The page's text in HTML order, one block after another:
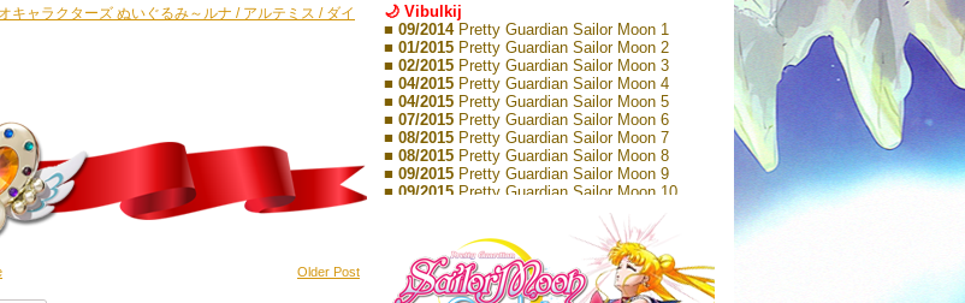
ャラクターズ ぬいぐるみ～ルナ / アルテミス / ダイ
Older Post
🌙 Vibulkij
■ 09/2014 Pretty Guardian Sailor Moon 1
■ 01/2015 Pretty Guardian Sailor Moon 2
■ 02/2015 Pretty Guardian Sailor Moon 3
■ 04/2015 Pretty Guardian Sailor Moon 4
■ 04/2015 Pretty Guardian Sailor Moon 5
■ 07/2015 Pretty Guardian Sailor Moon 6
■ 08/2015 Pretty Guardian Sailor Moon 7
■ 08/2015 Pretty Guardian Sailor Moon 8
■ 09/2015 Pretty Guardian Sailor Moon 9
■ 09/2015 Pretty Guardian Sailor Moon 10
Pretty Guardian Sailor Moon 11
Pretty Guardian Sailor Moon 12
Pretty Guardian Sailor Moon Short
Stories 1
■ 09/2018Pretty Guardian Sailor Moon Short